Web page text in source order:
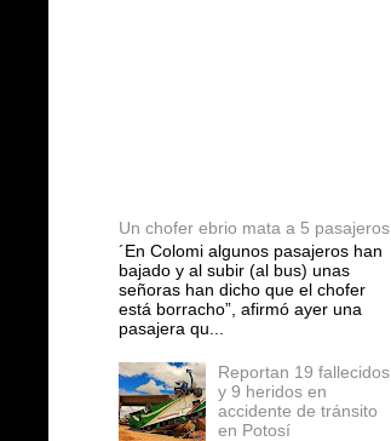
Un chofer ebrio mata a 5 pasajeros
´En Colomi algunos pasajeros han
bajado y al subir (al bus) unas
señoras han dicho que el chofer
está borracho”, afirmó ayer una
pasajera qu...
Reportan 19 fallecidos
y 9 heridos en
accidente de tránsito
en Potosí